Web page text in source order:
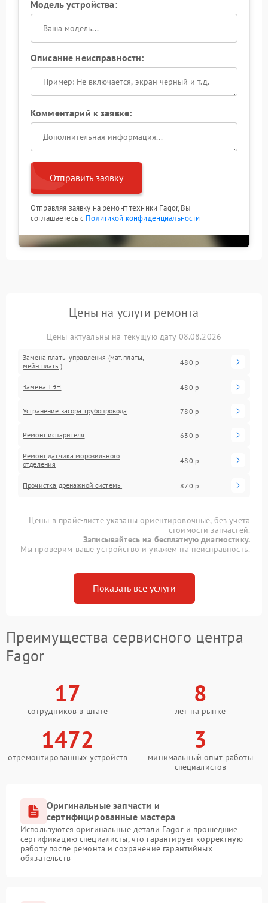
Модель устройства:
Описание неисправности:
Комментарий к заявке:
Отправить заявку
Отправляя заявку на ремонт техники Fagor, Вы
соглашаетесь с Политикой конфиденциальности
Цены на услуги ремонта
Цены актуальны на текущую дату 08.08.2026
Замена платы управления (мат.платы,
мейн платы)
480 р
Замена ТЭН 480 р
Устранение засора трубопровода 780 р
Ремонт испарителя 630 р
Ремонт датчика морозильного
отделения
480 р
Прочистка дренажной системы 870 р
Цены в прайс-листе указаны ориентировочные, без учета
стоимости запчастей.
Записывайтесь на бесплатную диагностику.
Мы проверим ваше устройство и укажем на неисправность.
Показать все услуги
Преимущества сервисного центра
Fagor
17
сотрудников в штате
8
лет на рынке
1472
отремонтированных устройств
3
минимальный опыт работы
специалистов
Оригинальные запчасти и
сертифицированные мастера
Используются оригинальные детали Fagor и прошедшие
сертификацию специалисты, что гарантирует корректную
работу после ремонта и сохранение гарантийных
обязательств